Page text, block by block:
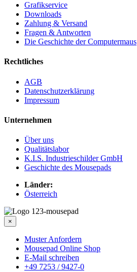
Grafikservice
Downloads
Zahlung & Versand
Fragen & Antworten
Die Geschichte der Computermaus
Rechtliches
AGB
Datenschutzerklärung
Impressum
Unternehmen
Über uns
Qualitätslabor
K.I.S. Industrieschilder GmbH
Geschichte des Mousepads
Länder:
Österreich
×
Muster Anfordern
Mousepad Online Shop
E-Mail schreiben
+49 7253 / 9427-0